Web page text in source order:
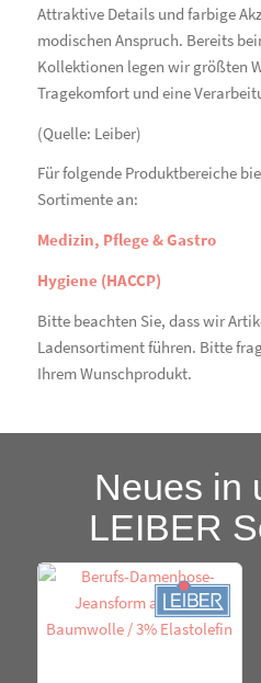
Attraktive Details und farbige
modischen Anspruch. Bereits
Kollektionen legen wir größten
Tragekomfort und eine
(Quelle: Leiber)
Für folgende Produktbereiche
Sortimente an:
Medizin, Pflege & Gastro
Hygiene (HACCP)
Bitte beachten Sie, dass wir
Ladensortiment führen. Bitte
Ihrem Wunschprodukt.
Neues in
LEIBER